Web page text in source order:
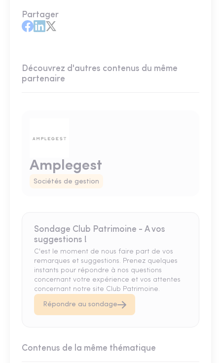
Partager
Découvrez d'autres contenus du même
partenaire
Amplegest
Sociétés de gestion
Sondage Club Patrimoine - A vos
suggestions !
C'est le moment de nous faire part de vos
remarques et suggestions. Prenez quelques
instants pour répondre à nos questions
concernant votre expérience et vos attentes
concernant notre site Club Patrimoine.
Répondre au sondage
Contenus de la même thématique